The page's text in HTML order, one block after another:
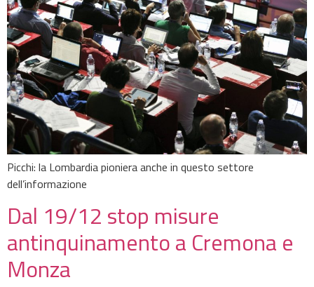
Picchi: la Lombardia pioniera anche in questo settore
dell’informazione
Dal 19/12 stop misure
antinquinamento a Cremona e
Monza